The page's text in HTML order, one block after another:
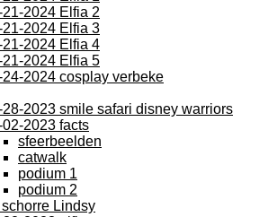
21-2024 Elfia 2
21-2024 Elfia 3
21-2024 Elfia 4
21-2024 Elfia 5
24-2024 cosplay verbeke
28-2023 smile safari disney warriors
2023 facts
sfeerbeelden
catwalk
podium 1
podium 2
Lindsy